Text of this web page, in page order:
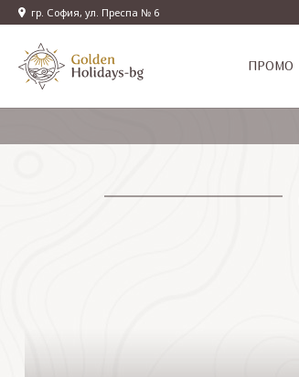
гр. София, ул. Преспа № 6
ПРОМО